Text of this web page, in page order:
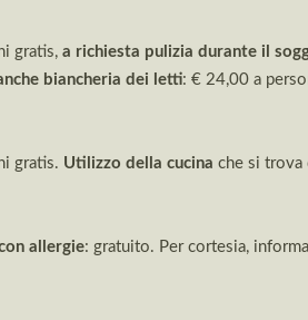
gratis, a richiesta pulizia durante il
biancheria dei letti: € 24,00 a
gratis. Utilizzo della cucina che si trova
allergie: gratuito. Per cortesia,